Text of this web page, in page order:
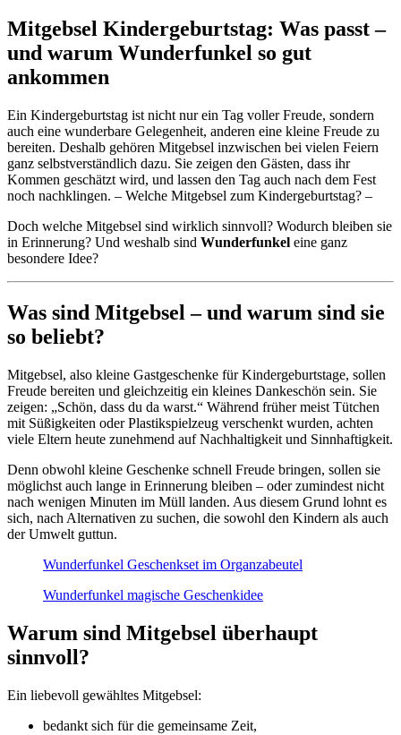
Mitgebsel Kindergeburtstag: Was passt –
und warum Wunderfunkel so gut
ankommen
Ein Kindergeburtstag ist nicht nur ein Tag voller Freude, sondern
auch eine wunderbare Gelegenheit, anderen eine kleine Freude zu
bereiten. Deshalb gehören Mitgebsel inzwischen bei vielen Feiern
ganz selbstverständlich dazu. Sie zeigen den Gästen, dass ihr
Kommen geschätzt wird, und lassen den Tag auch nach dem Fest
noch nachklingen. – Welche Mitgebsel zum Kindergeburtstag? –
Doch welche Mitgebsel sind wirklich sinnvoll? Wodurch bleiben sie
in Erinnerung? Und weshalb sind Wunderfunkel eine ganz
besondere Idee?
Was sind Mitgebsel – und warum sind sie
so beliebt?
Mitgebsel, also kleine Gastgeschenke für Kindergeburtstage, sollen
Freude bereiten und gleichzeitig ein kleines Dankeschön sein. Sie
zeigen: „Schön, dass du da warst.“ Während früher meist Tütchen
mit Süßigkeiten oder Plastikspielzeug verschenkt wurden, achten
viele Eltern heute zunehmend auf Nachhaltigkeit und Sinnhaftigkeit.
Denn obwohl kleine Geschenke schnell Freude bringen, sollen sie
möglichst auch lange in Erinnerung bleiben – oder zumindest nicht
nach wenigen Minuten im Müll landen. Aus diesem Grund lohnt es
sich, nach Alternativen zu suchen, die sowohl den Kindern als auch
der Umwelt guttun.
Wunderfunkel Geschenkset im Organzabeutel
Wunderfunkel magische Geschenkidee
Warum sind Mitgebsel überhaupt
sinnvoll?
Ein liebevoll gewähltes Mitgebsel:
bedankt sich für die gemeinsame Zeit,